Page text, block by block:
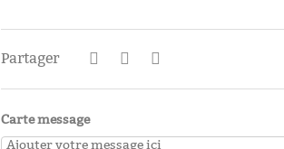
Partager
Carte message